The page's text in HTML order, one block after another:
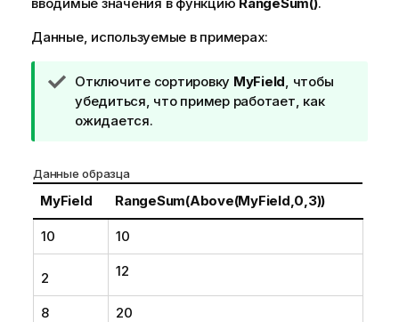
Данные, используемые в примерах:
П
р
и
ч
а
н
е
п
Отключите сортировку MyField , чтобы
убедиться, что пример работает, как
ожидается.
Данные образца
MyField RangeSum(Above(MyField,0,3))
10 10
2 12
8 20